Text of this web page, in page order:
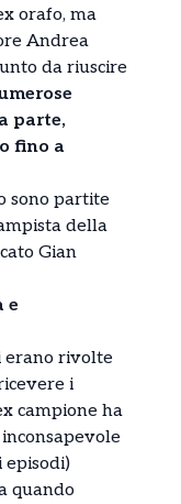
orafo, ma
Andrea
da riuscire
parte,
fino a
sono partite
della
Gian
e
erano rivolte
i
campione ha
quando